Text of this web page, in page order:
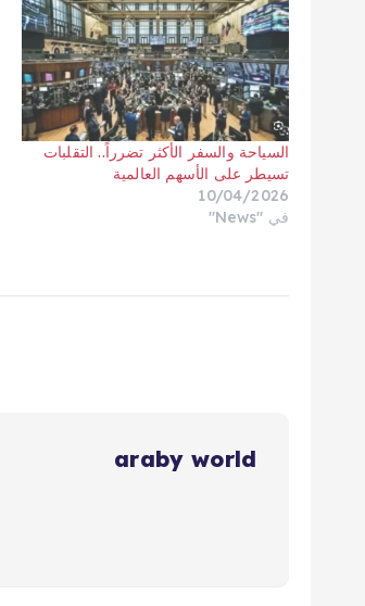
السياحة والسفر الأكثر تضرراً.. التقلبات
تسيطر على الأسهم العالمية
10/04/2026
في "News"
araby world